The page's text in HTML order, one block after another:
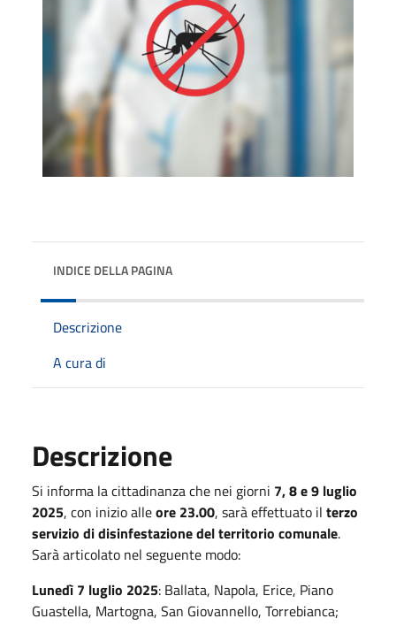
INDICE DELLA PAGINA
Descrizione
A cura di
Descrizione
Si informa la cittadinanza che nei giorni 7, 8 e 9 luglio
2025, con inizio alleore 23.00, sarà effettuato il terzo
servizio di disinfestazione del territorio comunale.
Sarà articolato nel seguente modo:
Lunedì 7 luglio 2025: Ballata, Napola, Erice, Piano
Guastella, Martogna, San Giovannello, Torrebianca;